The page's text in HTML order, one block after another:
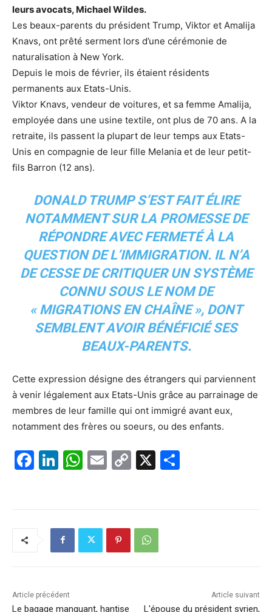
leurs avocats, Michael Wildes.
Les beaux-parents du président Trump, Viktor et Amalija
Knavs, ont prêté serment lors d’une cérémonie de
naturalisation à New York.
Depuis le mois de février, ils étaient résidents
permanents aux Etats-Unis.
Viktor Knavs, vendeur de voitures, et sa femme Amalija,
employée dans une usine textile, ont plus de 70 ans. A la
retraite, ils passent la plupart de leur temps aux Etats-
Unis en compagnie de leur fille Melania et de leur petit-
fils Barron (12 ans).
DONALD TRUMP S’EST FAIT ÉLIRE
NOTAMMENT SUR LA PROMESSE DE
RÉPONDRE AVEC FERMETÉ À LA
QUESTION DE L’IMMIGRATION. IL N’A
DE CESSE DE CRITIQUER UN SYSTÈME
CONNU SOUS LE NOM DE
« MIGRATIONS EN CHAÎNE », DONT
SEMBLENT AVOIR BÉNÉFICIÉ SES
BEAUX-PARENTS.
Cette expression désigne des étrangers qui parviennent
à venir légalement aux Etats-Unis grâce au parrainage de
membres de leur famille qui ont immigré avant eux,
notamment des frères ou soeurs, ou des enfants.
F
k
Li
dI
n
W
A
p
E
C
Li
n
X
Article précédent
Le bagage manquant, hantise
Article suivant
L'épouse du président syrien,